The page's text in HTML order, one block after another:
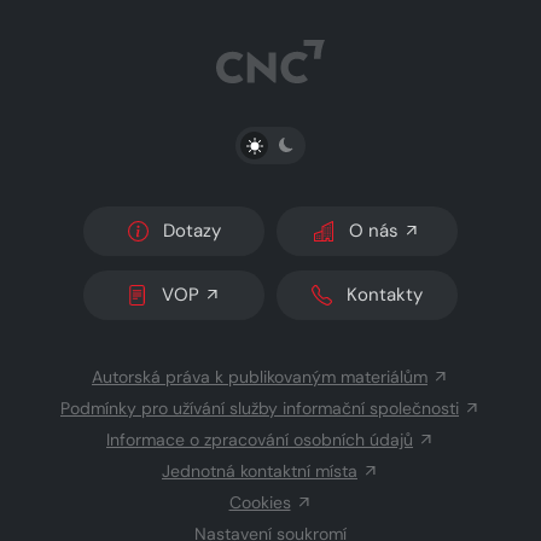
PŘEPNOUT SVĚTLÝ/TMAVÝ REŽIM
Dotazy O nás
VOP Kontakty
Autorská práva k publikovaným materiálům
Podmínky pro užívání služby informační společnosti
Informace o zpracování osobních údajů
Jednotná kontaktní místa
Cookies
Nastavení soukromí